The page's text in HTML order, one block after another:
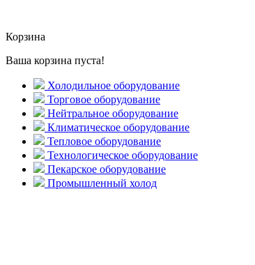
Корзина
Ваша корзина пуста!
Холодильное оборудование
Торговое оборудование
Нейтральное оборудование
Климатическое оборудование
Тепловое оборудование
Технологическое оборудование
Пекарское оборудование
Промышленный холод